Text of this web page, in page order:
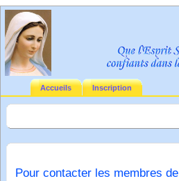
Accueils Inscription
Pour contacter les membres de